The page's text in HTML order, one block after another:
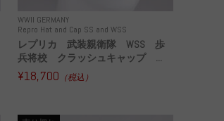
WWII GERMANY
Repro Hat and Cap SS and WSS
レプリカ 武装親衛隊 WSS 歩
兵将校 クラッシュキャップ ...
¥18,700 （税込）